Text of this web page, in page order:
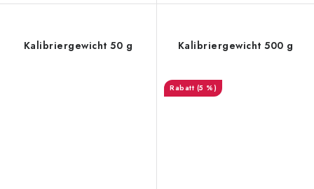
Kalibriergewicht 50 g Kalibriergewicht 500 g
(5 %)